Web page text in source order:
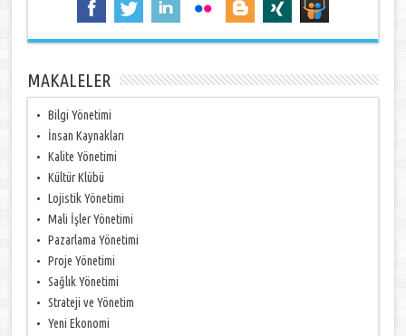
MAKALELER
Bilgi Yönetimi
İnsan Kaynakları
Kalite Yönetimi
Kültür Klübü
Lojistik Yönetimi
Mali İşler Yönetimi
Pazarlama Yönetimi
Proje Yönetimi
Sağlık Yönetimi
Strateji ve Yönetim
Yeni Ekonomi